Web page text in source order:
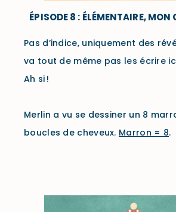
ÉPISODE 8 : ÉLÉMENTAIRE, MON
Pas d’indice, uniquement des
va tout de même pas les écrire
Ah si !
Merlin a vu se dessiner un 8
boucles de cheveux. Marron = 8.